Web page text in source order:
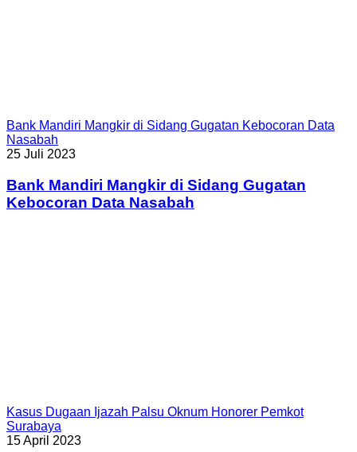
Bank Mandiri Mangkir di Sidang Gugatan Kebocoran Data
Nasabah
25 Juli 2023
Bank Mandiri Mangkir di Sidang Gugatan
Kebocoran Data Nasabah
Kasus Dugaan Ijazah Palsu Oknum Honorer Pemkot
Surabaya
15 April 2023